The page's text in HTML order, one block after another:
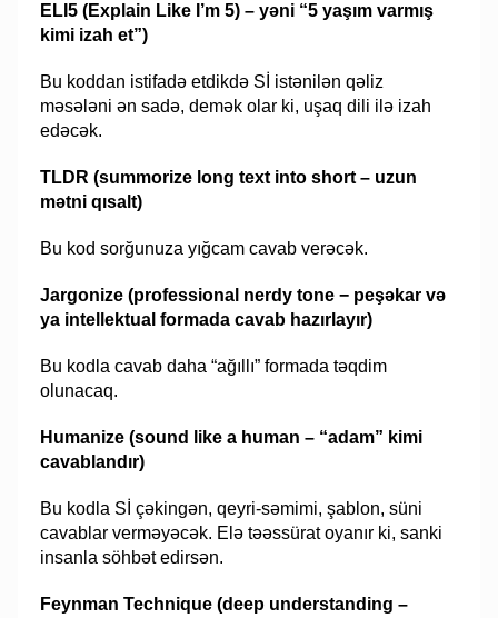
ELI5 (Explain Like I’m 5) – yəni “5 yaşım varmış
kimi izah et”)
Bu koddan istifadə etdikdə Sİ istənilən qəliz
məsələni ən sadə, demək olar ki, uşaq dili ilə izah
edəcək.
TLDR (summorize long text into short – uzun
mətni qısalt)
Bu kod sorğunuza yığcam cavab verəcək.
Jargonize (professional nerdy tone − peşəkar və
ya intellektual formada cavab hazırlayır)
Bu kodla cavab daha “ağıllı” formada təqdim
olunacaq.
Humanize (sound like a human – “adam” kimi
cavablandır)
Bu kodla Sİ çəkingən, qeyri-səmimi, şablon, süni
cavablar verməyəcək. Elə təəssürat oyanır ki, sanki
insanla söhbət edirsən.
Feynman Technique (deep understanding –